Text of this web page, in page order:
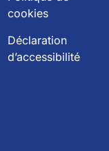
cookies
Déclaration
d’accessibilité